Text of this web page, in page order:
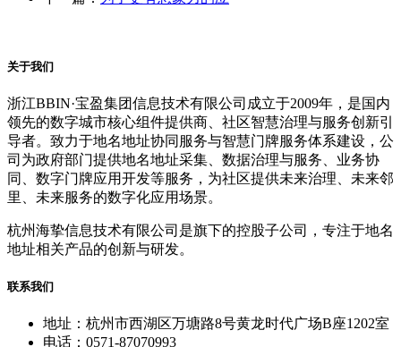
关于我们
浙江BBIN·宝盈集团信息技术有限公司成立于2009年，是国内
领先的数字城市核心组件提供商、社区智慧治理与服务创新引
导者。致力于地名地址协同服务与智慧门牌服务体系建设，公
司为政府部门提供地名地址采集、数据治理与服务、业务协
同、数字门牌应用开发等服务，为社区提供未来治理、未来邻
里、未来服务的数字化应用场景。
杭州海挚信息技术有限公司是旗下的控股子公司，专注于地名
地址相关产品的创新与研发。
联系我们
地址：杭州市西湖区万塘路8号黄龙时代广场B座1202室
电话：0571-87070993